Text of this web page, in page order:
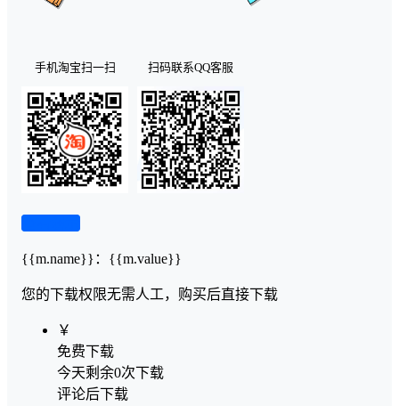
手机淘宝扫一扫 扫码联系QQ客服
{{m.name}} ： {{m.value}}
您的下载权限无需人工，购买后直接下载
￥
免费下载
今天剩余0次下载
评论后下载